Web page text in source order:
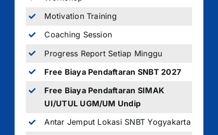
Motivation Training
Coaching Session
Progress Report Setiap Minggu
Free Biaya Pendaftaran SNBT 2027
Free Biaya Pendaftaran SIMAK
UI/UTUL UGM/UM Undip
Antar Jemput Lokasi SNBT Yogyakarta